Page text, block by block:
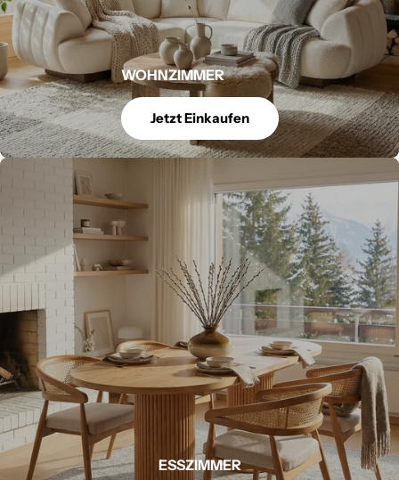
WOHNZIMMER
Jetzt Einkaufen
ESSZIMMER